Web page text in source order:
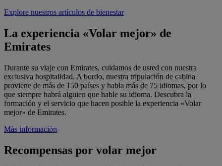
Explore nuestros artículos de bienestar
La experiencia «Volar mejor» de
Emirates
Durante su viaje con Emirates, cuidamos de usted con nuestra
exclusiva hospitalidad. A bordo, nuestra tripulación de cabina
proviene de más de 150 países y habla más de 75 idiomas, por lo
que siempre habrá alguien que hable su idioma. Descubra la
formación y el servicio que hacen posible la experiencia «Volar
mejor» de Emirates.
Más información
Recompensas por volar mejor